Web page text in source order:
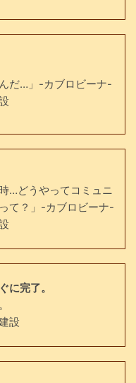
だ…」-カブロビーナ-
…どうやってコミュニ
て？」-カブロビーナ-
に完了。
設